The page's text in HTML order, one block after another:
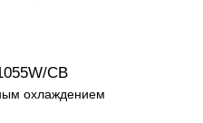
CB
охлаждением